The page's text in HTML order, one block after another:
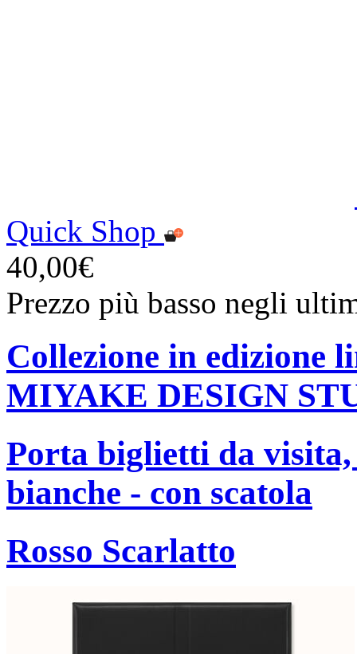
Quick Shop
40,00€
Prezzo più basso negli
Collezione in edizione
MIYAKE DESIGN
Porta biglietti da
bianche - con scatola
Rosso Scarlatto